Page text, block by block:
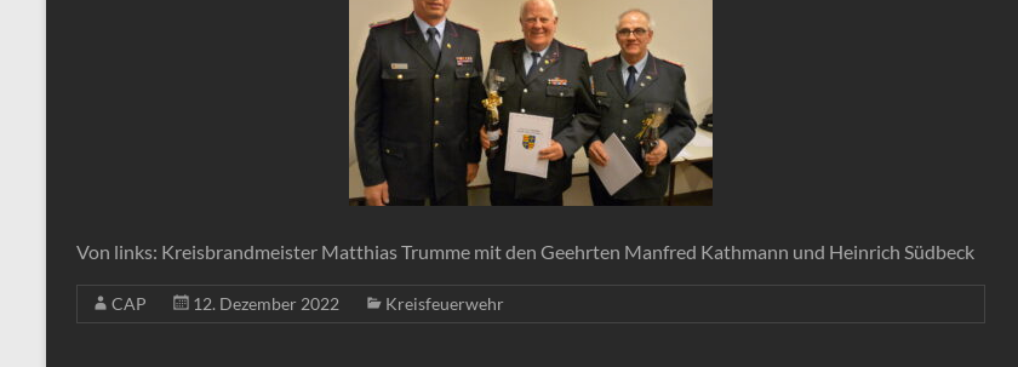
Von links: Kreisbrandmeister Matthias Trumme mit den Geehrten Manfred Kathmann und Heinrich Südbeck
CAP 12. Dezember 2022 Kreisfeuerwehr